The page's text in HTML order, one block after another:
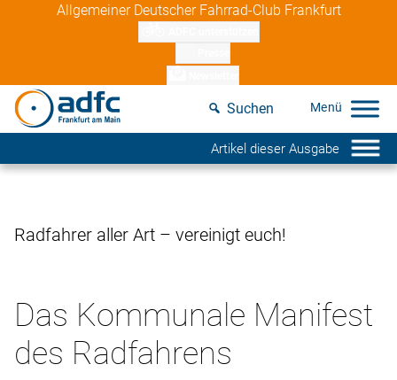
Allgemeiner Deutscher Fahrrad-Club Frankfurt
Suchen
Artikel dieser Ausgabe
Radfahrer aller Art – vereinigt euch!
Das Kommunale Manifest
des Radfahrens